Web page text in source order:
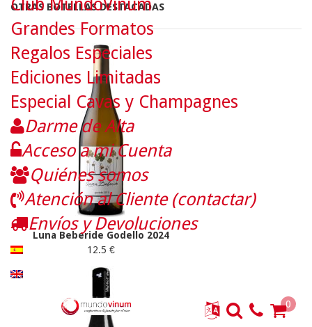
OTRAS BOTELLAS DESTACADAS
Luna Beberide Godello 2024
12.5 €
Club MundoVinum
Grandes Formatos
Regalos Especiales
Ediciones Limitadas
Especial Cavas y Champagnes
Darme de Alta
Acceso a mi Cuenta
Quiénes somos
Atención al Cliente (contactar)
Envíos y Devoluciones
0